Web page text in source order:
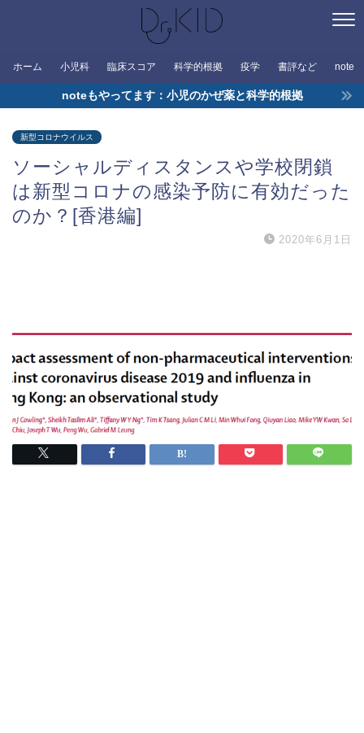
ホーム 小児科 臨床スコア 科学的根拠 疫学 書評など note
noteもやってます：小児のかぜ薬と科学的根拠
新型コロナウイルス
ソーシャルディスタンスや学校閉鎖
は新型コロナの感染予防に有効だった
のか？[香港編]
2020年6月1日